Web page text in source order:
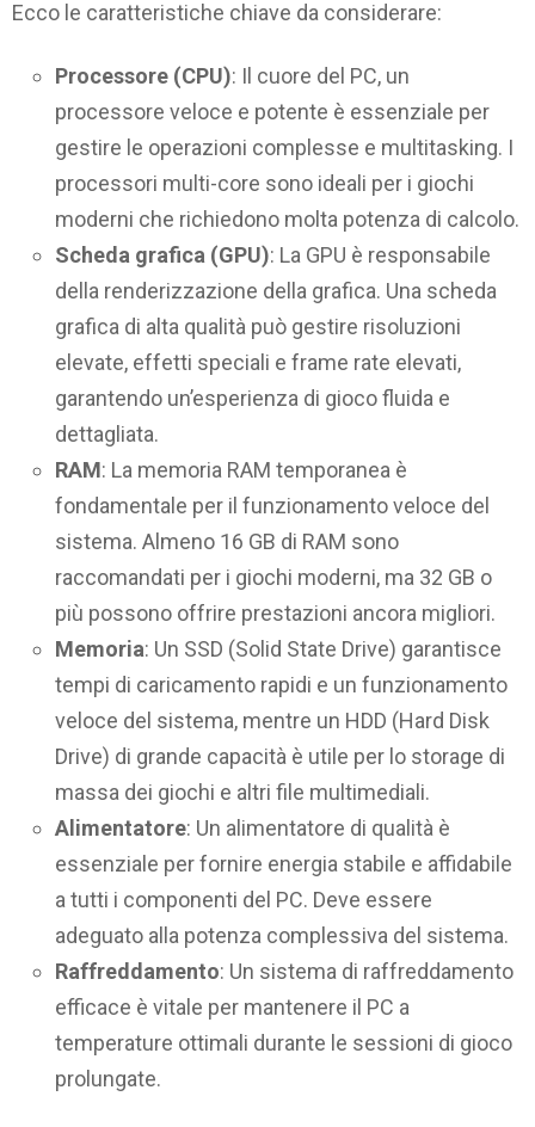
Ecco le caratteristiche chiave da considerare:
Processore (CPU): Il cuore del PC, un
processore veloce e potente è essenziale per
gestire le operazioni complesse e multitasking. I
processori multi-core sono ideali per i giochi
moderni che richiedono molta potenza di calcolo.
Scheda grafica (GPU): La GPU è responsabile
della renderizzazione della grafica. Una scheda
grafica di alta qualità può gestire risoluzioni
elevate, effetti speciali e frame rate elevati,
garantendo un’esperienza di gioco fluida e
dettagliata.
RAM: La memoria RAM temporanea è
fondamentale per il funzionamento veloce del
sistema. Almeno 16 GB di RAM sono
raccomandati per i giochi moderni, ma 32 GB o
più possono offrire prestazioni ancora migliori.
Memoria: Un SSD (Solid State Drive) garantisce
tempi di caricamento rapidi e un funzionamento
veloce del sistema, mentre un HDD (Hard Disk
Drive) di grande capacità è utile per lo storage di
massa dei giochi e altri file multimediali.
Alimentatore: Un alimentatore di qualità è
essenziale per fornire energia stabile e affidabile
a tutti i componenti del PC. Deve essere
adeguato alla potenza complessiva del sistema.
Raffreddamento: Un sistema di raffreddamento
efficace è vitale per mantenere il PC a
temperature ottimali durante le sessioni di gioco
prolungate.